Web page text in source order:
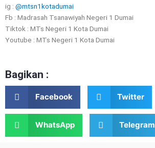
ig : @mtsn1kotadumai
Fb : Madrasah Tsanawiyah Negeri 1 Dumai
Tiktok : MTs Negeri 1 Kota Dumai
Youtube : MTs Negeri 1 Kota Dumai
Bagikan :
Facebook Twitter
WhatsApp Telegram